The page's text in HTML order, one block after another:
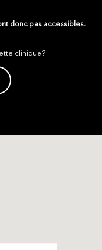
donc pas accessibles.
clinique?